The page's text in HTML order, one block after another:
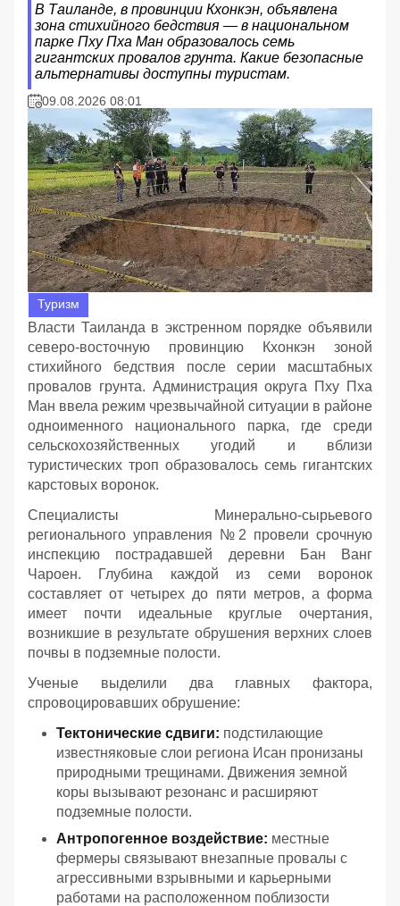
В Таиланде, в провинции Кхонкэн, объявлена
зона стихийного бедствия — в национальном
парке Пху Пха Ман образовалось семь
гигантских провалов грунта. Какие безопасные
альтернативы доступны туристам.
09.08.2026 08:01
Туризм
Власти Таиланда в экстренном порядке объявили
северо-восточную провинцию Кхонкэн зоной
стихийного бедствия после серии масштабных
провалов грунта. Администрация округа Пху Пха
Ман ввела режим чрезвычайной ситуации в районе
одноименного национального парка, где среди
сельскохозяйственных угодий и вблизи
туристических троп образовалось семь гигантских
карстовых воронок.
Специалисты Минерально-сырьевого
регионального управления №2 провели срочную
инспекцию пострадавшей деревни Бан Ванг
Чароен. Глубина каждой из семи воронок
составляет от четырех до пяти метров, а форма
имеет почти идеальные круглые очертания,
возникшие в результате обрушения верхних слоев
почвы в подземные полости.
Ученые выделили два главных фактора,
спровоцировавших обрушение:
Тектонические сдвиги: подстилающие
известняковые слои региона Исан пронизаны
природными трещинами. Движения земной
коры вызывают резонанс и расширяют
подземные полости.
Антропогенное воздействие: местные
фермеры связывают внезапные провалы с
агрессивными взрывными и карьерными
работами на расположенном поблизости